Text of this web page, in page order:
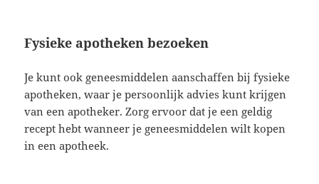
Fysieke apotheken bezoeken
Je kunt ook geneesmiddelen aanschaffen bij fysieke
apotheken, waar je persoonlijk advies kunt krijgen
van een apotheker. Zorg ervoor dat je een geldig
recept hebt wanneer je geneesmiddelen wilt kopen
in een apotheek.